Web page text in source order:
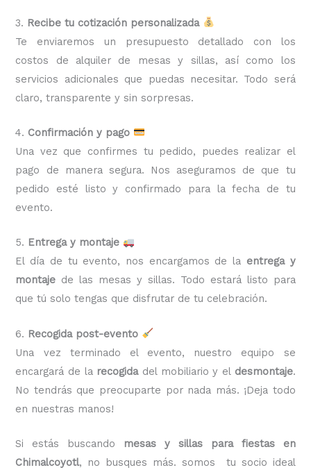
3. Recibe tu cotización personalizada
Te enviaremos un presupuesto detallado con los
costos de alquiler de mesas y sillas, así como los
servicios adicionales que puedas necesitar. Todo será
claro, transparente y sin sorpresas.
4. Confirmación y pago
Una vez que confirmes tu pedido, puedes realizar el
pago de manera segura. Nos aseguramos de que tu
pedido esté listo y confirmado para la fecha de tu
evento.
5. Entrega y montaje
El día de tu evento, nos encargamos de la entrega y
montaje de las mesas y sillas. Todo estará listo para
que tú solo tengas que disfrutar de tu celebración.
6. Recogida post-evento
Una vez terminado el evento, nuestro equipo se
encargará de la recogidadel mobiliario y el desmontaje.
No tendrás que preocuparte por nada más. ¡Deja todo
en nuestras manos!
Si estás buscando
mesas y sillas para fiestas en
Chimalcoyotl, no busques más. somos tu socio ideal